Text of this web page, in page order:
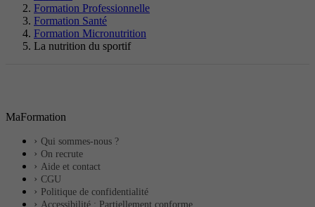
Formation Professionnelle
Formation Santé
Formation Micronutrition
La nutrition du sportif
MaFormation
Qui sommes-nous ?
On recrute
Aide et contact
CGU
Politique de confidentialité
Accessibilité : Partiellement conforme